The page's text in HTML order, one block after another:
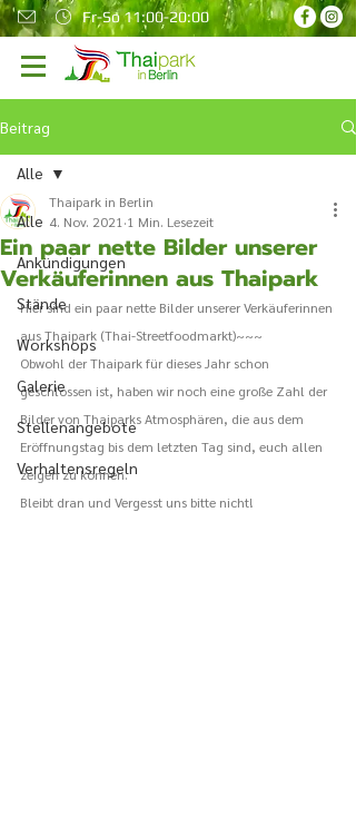
Fr-So 11:00-20:00
Beitrag
Alle
Ankündigungen
Stände
Workshops
Galerie
Stellenangebote
Verhaltensregeln
Alle
Ein paar nette Bilder unserer
Verkäuferinnen aus Thaipark
Thaipark in Berlin
4. Nov. 2021 1 Min. Lesezeit
Hier sind ein paar nette Bilder unserer Verkäuferinnen
aus Thaipark (Thai-Streetfoodmarkt)~~~
Obwohl der Thaipark für dieses Jahr schon
geschlossen ist, haben wir noch eine große Zahl der
Bilder von Thaiparks Atmosphären, die aus dem
Eröffnungstag bis dem letzten Tag sind, euch allen
zeigen zu können.
Bleibt dran und Vergesst uns bitte nicht!